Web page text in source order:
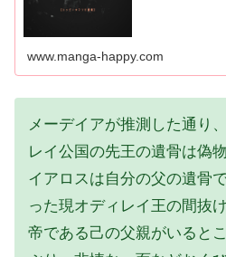
www.manga-happy.com
メーデイアが推測した通り
レイ公国の先王の遺骨は偽物
イアロスは自分の父の遺骨
った現オディレイ王の間抜
帝である己の父親がいると